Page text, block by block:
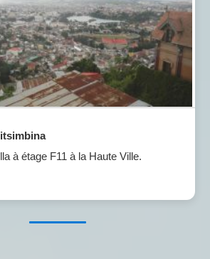
à étage F11 à la Haute Ville.